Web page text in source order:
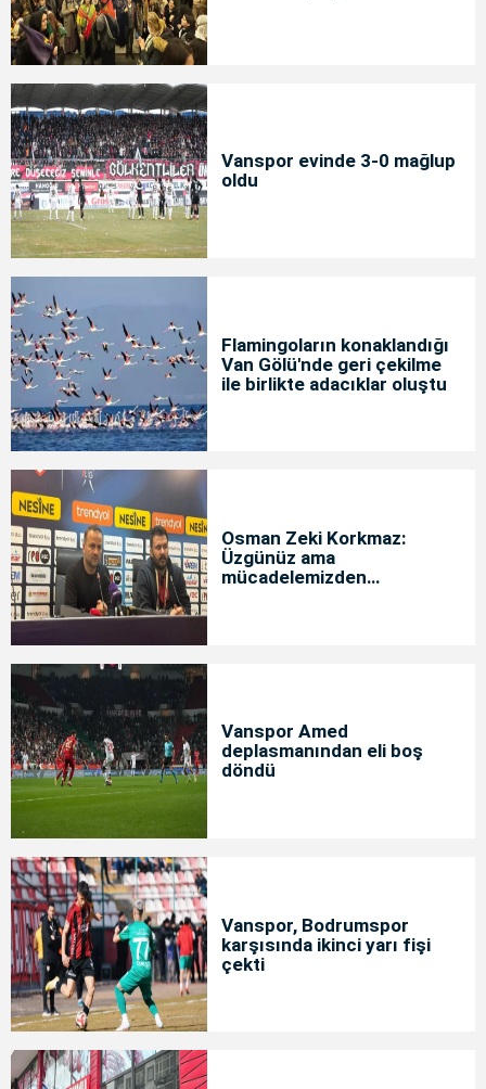
Vanspor evinde 3-0 mağlup
oldu
Flamingoların konaklandığı
Van Gölü'nde geri çekilme
ile birlikte adacıklar oluştu
Osman Zeki Korkmaz:
Üzgünüz ama
mücadelemizden
Vanspor Amed
deplasmanından eli boş
döndü
Vanspor, Bodrumspor
karşısında ikinci yarı fişi
çekti